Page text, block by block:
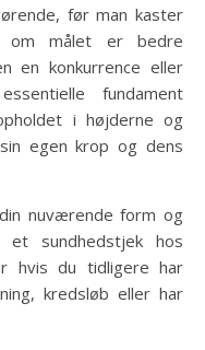
før man kaster
om målet er bedre
en konkurrence eller
fundament
i højderne og
egen krop og dens
nuværende form og
et sundhedstjek hos
hvis du tidligere har
kredsløb eller har